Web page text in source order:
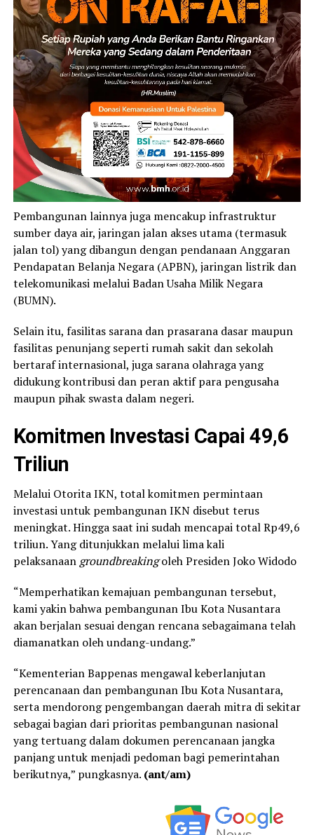
Pembangunan lainnya juga mencakup infrastruktur
sumber daya air, jaringan jalan akses utama (termasuk
jalan tol) yang dibangun dengan pendanaan Anggaran
Pendapatan Belanja Negara (APBN), jaringan listrik dan
telekomunikasi melalui Badan Usaha Milik Negara
(BUMN).
Selain itu, fasilitas sarana dan prasarana dasar maupun
fasilitas penunjang seperti rumah sakit dan sekolah
bertaraf internasional, juga sarana olahraga yang
didukung kontribusi dan peran aktif para pengusaha
maupun pihak swasta dalam negeri.
Komitmen Investasi Capai 49,6
Triliun
Melalui Otorita IKN, total komitmen permintaan
investasi untuk pembangunan IKN disebut terus
meningkat. Hingga saat ini sudah mencapai total Rp49,6
triliun. Yang ditunjukkan melalui lima kali
pelaksanaan groundbreakingoleh Presiden Joko Widodo
“Memperhatikan kemajuan pembangunan tersebut,
kami yakin bahwa pembangunan Ibu Kota Nusantara
akan berjalan sesuai dengan rencana sebagaimana telah
diamanatkan oleh undang-undang.”
“Kementerian Bappenas mengawal keberlanjutan
perencanaan dan pembangunan Ibu Kota Nusantara,
serta mendorong pengembangan daerah mitra di sekitar
sebagai bagian dari prioritas pembangunan nasional
yang tertuang dalam dokumen perencanaan jangka
panjang untuk menjadi pedoman bagi pemerintahan
berikutnya,” pungkasnya. (ant/am)